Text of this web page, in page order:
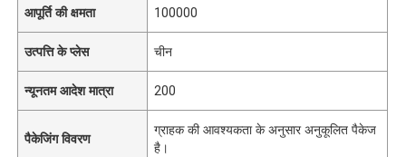
आपूर्ति की क्षमता 100000
उत्पत्ति के प्लेस चीन
न्यूनतम आदेश मात्रा 200
पैकेजिंग विवरण
ग्राहक की आवश्यकता के अनुसार अनुकूलित पैकेज
है।